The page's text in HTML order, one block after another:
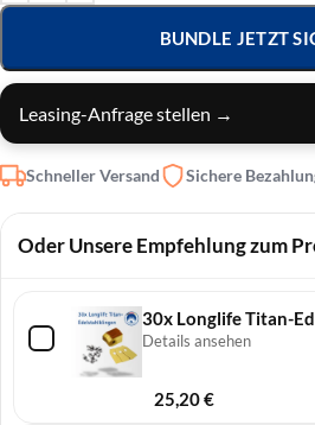
BUNDLE JETZT
Leasing-Anfrage stellen →
Schneller Versand Sichere
Oder Unsere Empfehlung zum
30x Longlife Titan-
Details ansehen
25,20€